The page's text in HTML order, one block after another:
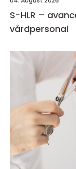
S-HLR –
vårdpersonal